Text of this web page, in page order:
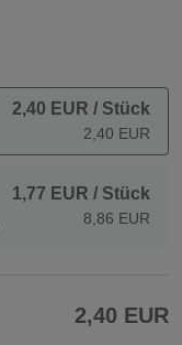
2,40 EUR / Stück
2,40 EUR
1,77 EUR / Stück
8,86 EUR
2,40 EUR